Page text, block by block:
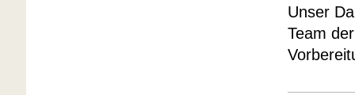
Unser
Team